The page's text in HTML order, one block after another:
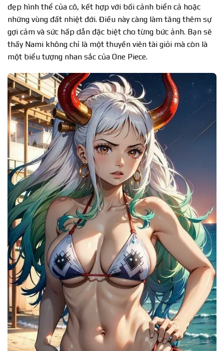
đẹp hình thể của cô, kết hợp với bối cảnh biển cả hoặc
những vùng đất nhiệt đới. Điều này càng làm tăng thêm sự
gợi cảm và sức hấp dẫn đặc biệt cho từng bức ảnh. Bạn sẽ
thấy Nami không chỉ là một thuyền viên tài giỏi mà còn là
một biểu tượng nhan sắc của One Piece.